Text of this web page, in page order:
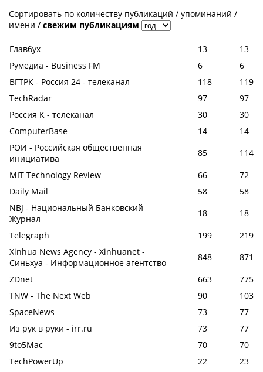
Сортировать по количеству публикаций / упоминаний /
имени / свежим публикациям
Главбух 13
13
Румедиа - Business FM
6
6
ВГТРК - Россия 24 - телеканал
118
119
TechRadar
97
97
Россия К - телеканал
30
30
ComputerBase
14
14
РОИ - Российская общественная
инициатива
85
114
MIT Technology Review
66
72
Daily Mail
58
58
NBJ - Национальный Банковский
Журнал
18
18
Telegraph
199
219
Xinhua News Agency - Xinhuanet -
Синьхуа - Информационное агентство
848
871
ZDnet
663
775
TNW - The Next Web
90
103
SpaceNews
73
77
Из рук в руки - irr.ru
73
77
9to5Mac
70
70
TechPowerUp
22
23